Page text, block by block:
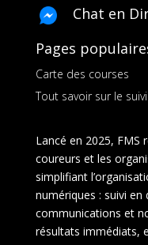
Chat en
Pages
Carte des courses
Tout savoir sur le suivi
Lancé en 2025, FMS
coureurs et les
simplifiant
numériques : suivi
communications et
résultats immédiats,